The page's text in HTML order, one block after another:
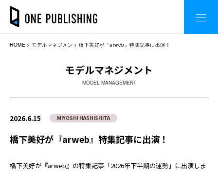
HOME モデルマネジメン 橋下美好が『arweb』特集記事に出演！
モデルマネジメント
MODEL MANAGEMENT
2026.6.15 MIYOSHI HASHISHITA
橋下美好が『arweb』特集記事に出演！
橋下美好が『arweb』の特集記事「2026年下半期の運勢」に出演しま